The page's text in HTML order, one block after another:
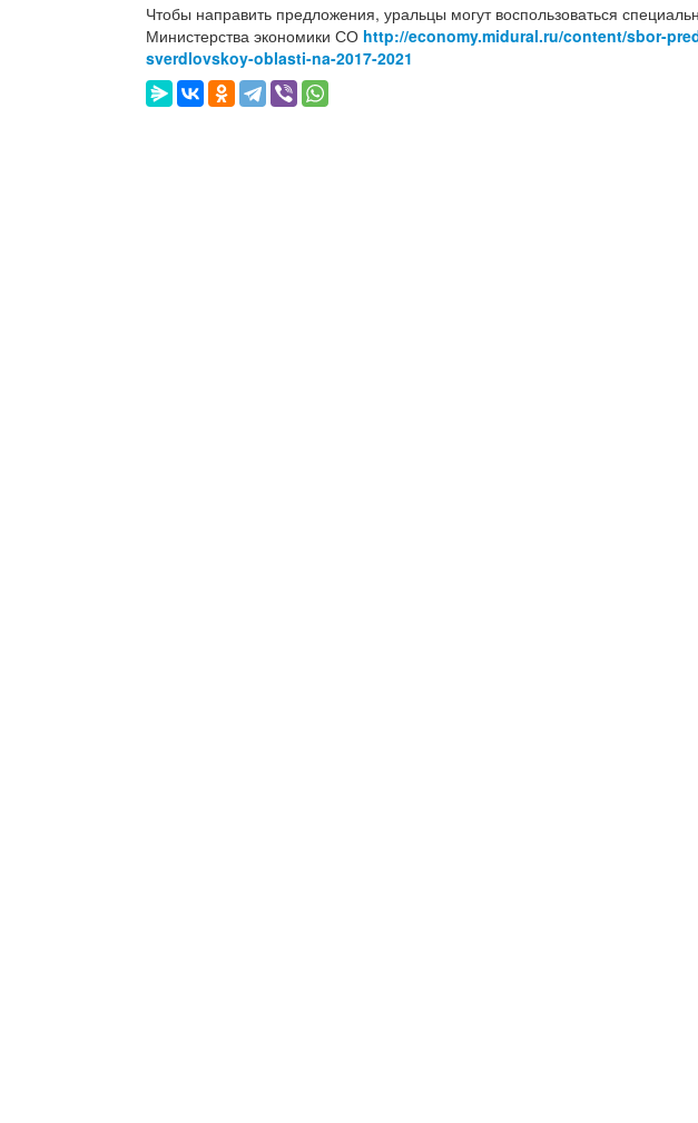
Чтобы направить предложения, уральцы могут воспользоваться
Министерства экономики СО http://economy.midural.ru/content/sbor-
sverdlovskoy-oblasti-na-2017-2021